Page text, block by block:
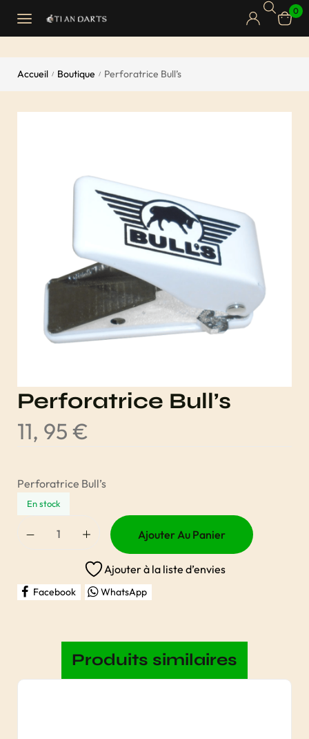
0
Accueil / Boutique / Perforatrice Bull’s
Perforatrice Bull’s
11, 95 €
Perforatrice Bull’s
En stock
Ajouter Au Panier
Ajouter à la liste d’envies
Facebook WhatsApp
Produits similaires